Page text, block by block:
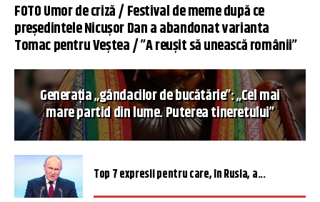
FOTO Umor de criză / Festival de meme după ce
președintele Nicușor Dan a abandonat varianta
Tomac pentru Veștea / ”A reușit să unească românii”
Generația „gândacilor de bucătărie”: „Cel mai
mare partid din lume. Puterea tineretului”
Top 7 expresii pentru care, în Rusia, a...